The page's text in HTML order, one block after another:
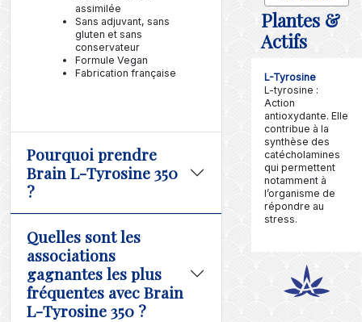
assimilée
Sans adjuvant, sans
gluten et sans
conservateur
Formule Vegan
Fabrication française
Pourquoi prendre
Brain L-Tyrosine 350
?
Quelles sont les
associations
gagnantes les plus
fréquentes avec Brain
L-Tyrosine 350 ?
Plantes &
Actifs
L-Tyrosine
L-tyrosine :
Action
antioxydante. Elle
contribue à la
synthèse des
catécholamines
qui permettent
notamment à
l’organisme de
répondre au
stress.